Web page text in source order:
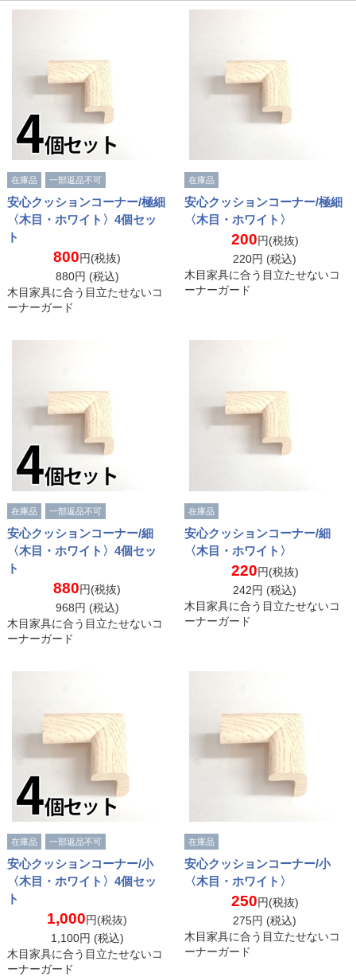
在庫品 一部返品不可
安心クッションコーナー/極細
〈木目・ホワイト〉4個セッ
ト
800円(税抜)
880円 (税込)
木目家具に合う目立たせないコ
ーナーガード
在庫品
安心クッションコーナー/極細
〈木目・ホワイト〉
200円(税抜)
220円 (税込)
木目家具に合う目立たせないコ
ーナーガード
在庫品 一部返品不可
安心クッションコーナー/細
〈木目・ホワイト〉4個セッ
ト
880円(税抜)
968円 (税込)
木目家具に合う目立たせないコ
ーナーガード
在庫品
安心クッションコーナー/細
〈木目・ホワイト〉
220円(税抜)
242円 (税込)
木目家具に合う目立たせないコ
ーナーガード
在庫品 一部返品不可
安心クッションコーナー/小
〈木目・ホワイト〉4個セッ
ト
1,000円(税抜)
1,100円 (税込)
木目家具に合う目立たせないコ
ーナーガード
在庫品
安心クッションコーナー/小
〈木目・ホワイト〉
250円(税抜)
275円 (税込)
木目家具に合う目立たせないコ
ーナーガード